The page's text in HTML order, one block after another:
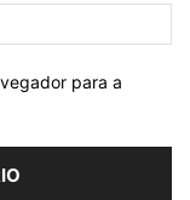
para a